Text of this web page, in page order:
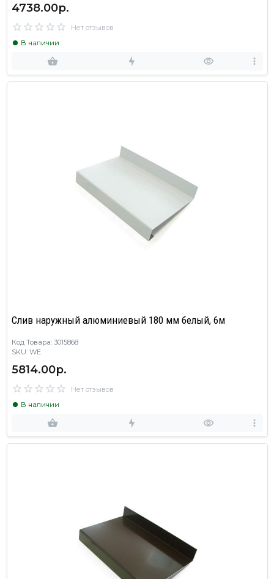
4738.00р.
Нет отзывов
В наличии
Слив наружный алюминиевый 180 мм белый, 6м
Код Товара: 3015868
SKU: WE
5814.00р.
Нет отзывов
В наличии